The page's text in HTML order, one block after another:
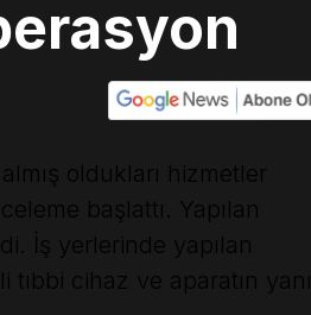
oldukları hizmetler
başlattı. Yapılan
İş yerlerinde yapılan
cihaz ve aparatın yanı